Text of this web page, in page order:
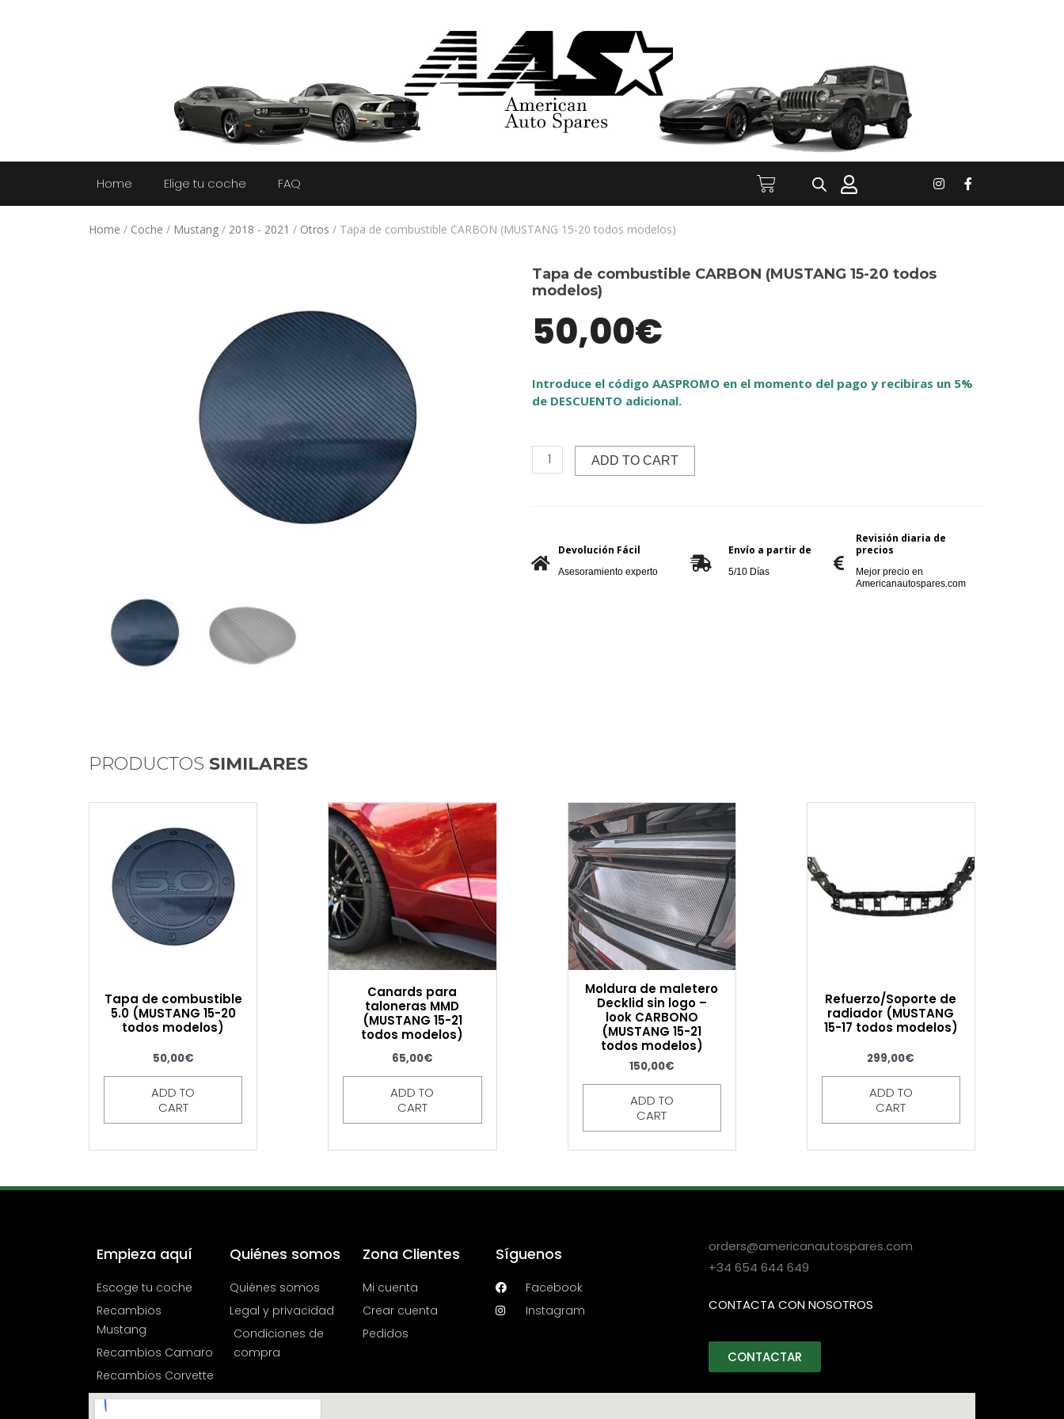
Home Elige tu coche FAQ
Home / Coche / Mustang / 2018 - 2021 / Otros / Tapa de combustible CARBON (MUSTANG 15-20 todos modelos)
Tapa de combustible CARBON (MUSTANG 15-20 todos
modelos)
50,00€
Introduce el código AASPROMO en el momento del pago y recibiras un 5%
de DESCUENTO adicional.
ADD TO CART
Devolución Fácil
Asesoramiento experto
Envío a partir de
5/10 Días
Revisión diaria de
precios
Mejor precio en
Americanautospares.com
PRODUCTOS SIMILARES
Tapa de combustible
5.0 (MUSTANG 15-20
todos modelos)
50,00€
ADD TO
CART
Canards para
taloneras MMD
(MUSTANG 15-21
todos modelos)
65,00€
ADD TO
CART
Moldura de maletero
Decklid sin logo –
look CARBONO
(MUSTANG 15-21
todos modelos)
150,00€
ADD TO
CART
Refuerzo/Soporte de
radiador (MUSTANG
15-17 todos modelos)
299,00€
ADD TO
CART
Empieza aquí
Escoge tu coche
Recambios
Mustang
Recambios Camaro
Recambios Corvette
Quiénes somos
Quiénes somos
Legal y privacidad
Condiciones de
compra
Zona Clientes
Mi cuenta
Crear cuenta
Pedidos
Síguenos
Facebook
Instagram
orders@americanautospares.com
+34 654 644 649
CONTACTA CON NOSOTROS
CONTACTAR